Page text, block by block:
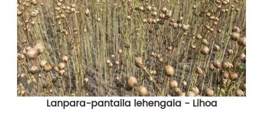
Lanpara-pantaila lehengaia - Lihoa